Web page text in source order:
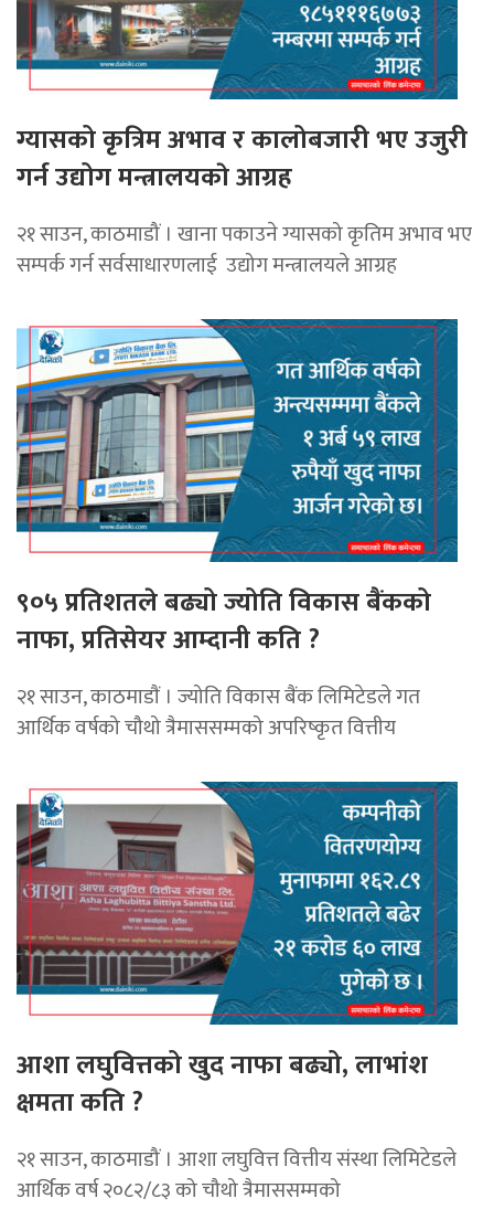
ग्यासको कृत्रिम अभाव र कालोबजारी भए उजुरी
गर्न उद्योग मन्त्रालयकाे आग्रह
२१ साउन, काठमाडौं । खाना पकाउने ग्यासको कृतिम अभाव भए
सम्पर्क गर्न सर्वसाधारणलाई उद्योग मन्त्रालयले आग्रह
९०५ प्रतिशतले बढ्यो ज्योति विकास बैंकको
नाफा, प्रतिसेयर आम्दानी कति ?
२१ साउन, काठमाडाैं । ज्योति विकास बैंक लिमिटेडले गत
आर्थिक वर्षको चौथो त्रैमाससम्मको अपरिष्कृत वित्तीय
आशा लघुवित्तको खुद नाफा बढ्यो, लाभांश
क्षमता कति ?
२१ साउन, काठमाडौं । आशा लघुवित्त वित्तीय संस्था लिमिटेडले
आर्थिक वर्ष २०८२/८३ को चौथो त्रैमाससम्मको